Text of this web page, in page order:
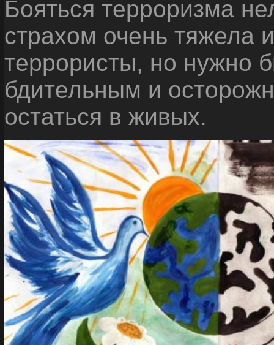
Бояться терроризма
страхом очень тяжела
террористы, но нужно
бдительным и
остаться в живых.